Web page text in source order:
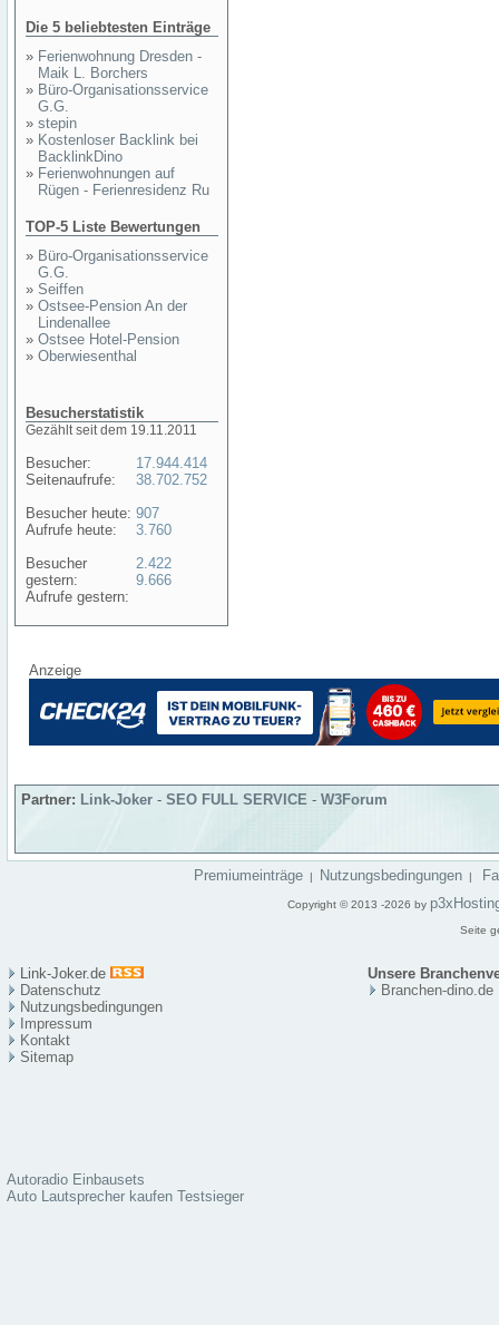
Die 5 beliebtesten Einträge
» Ferienwohnung Dresden -
Maik L. Borchers
» Büro-Organisationsservice
G.G.
» stepin
» Kostenloser Backlink bei
BacklinkDino
» Ferienwohnungen auf
Rügen - Ferienresidenz Ru
TOP-5 Liste Bewertungen
» Büro-Organisationsservice
G.G.
» Seiffen
» Ostsee-Pension An der
Lindenallee
» Ostsee Hotel-Pension
» Oberwiesenthal
Besucherstatistik
Gezählt seit dem 19.11.2011
Besucher:
Seitenaufrufe:
Besucher heute:
Aufrufe heute:
Besucher
gestern:
Aufrufe gestern:
17.944.414
38.702.752
907
3.760
2.422
9.666
Anzeige
Partner: Link-Joker - SEO FULL SERVICE - W3Forum
Premiumeinträge | Nutzungsbedingungen |
Copyright © 2013 -2026 by
Seite
Link-Joker.de
Unsere
Datenschutz
Nutzungsbedingungen
Impressum
Kontakt
Sitemap
Branchen-dino.de
Autoradio Einbausets
Auto Lautsprecher kaufen Testsieger